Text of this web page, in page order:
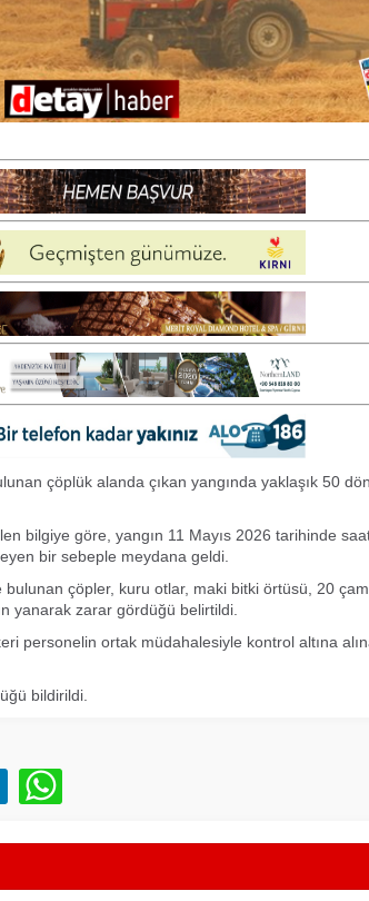
çöplük alanda çıkan yangında yaklaşık 50
bilgiye göre, yangın 11 Mayıs 2026 tarihinde
bir sebeple meydana geldi.
bulunan çöpler, kuru otlar, maki bitki örtüsü, 20 çam
yanarak zarar gördüğü belirtildi.
personelin ortak müdahalesiyle kontrol altına
bildirildi.